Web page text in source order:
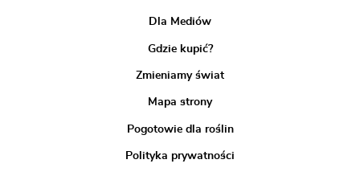
Dla Mediów
Gdzie kupić?
Zmieniamy świat
Mapa strony
Pogotowie dla roślin
Polityka prywatności